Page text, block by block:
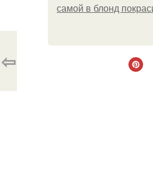
самой в блонд
⇦